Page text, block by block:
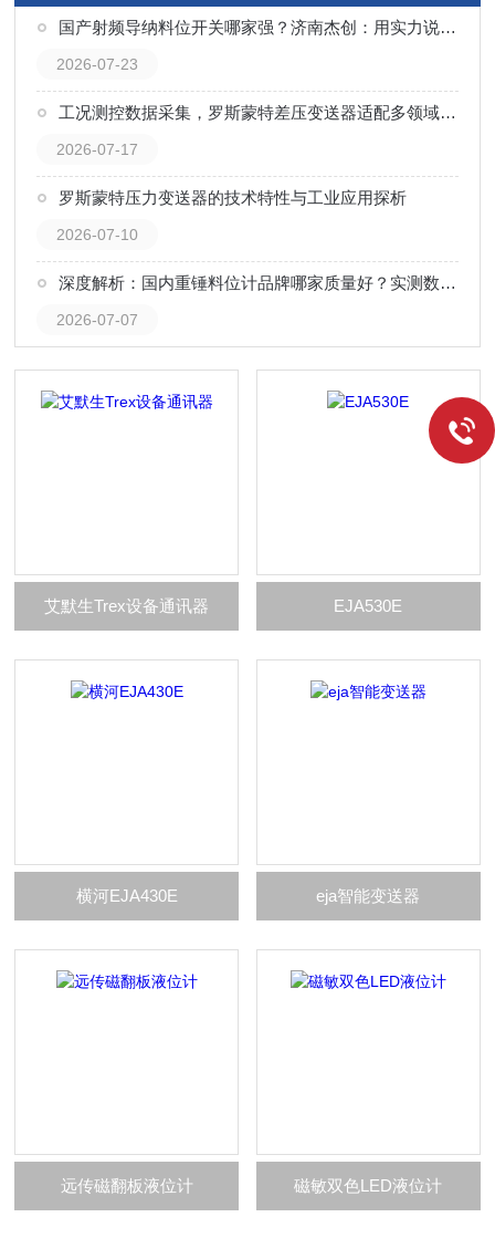
国产射频导纳料位开关哪家强？济南杰创：用实力说话，以口碑见证
2026-07-23
工况测控数据采集，罗斯蒙特差压变送器适配多领域工艺监测
2026-07-17
罗斯蒙特压力变送器的技术特性与工业应用探析
2026-07-10
深度解析：国内重锤料位计品牌哪家质量好？实测数据告诉你——济南杰创自动化仪表有限公司
2026-07-07
艾默生Trex设备通讯器 EJA530E
横河EJA430E eja智能变送器
远传磁翻板液位计 磁敏双色LED液位计